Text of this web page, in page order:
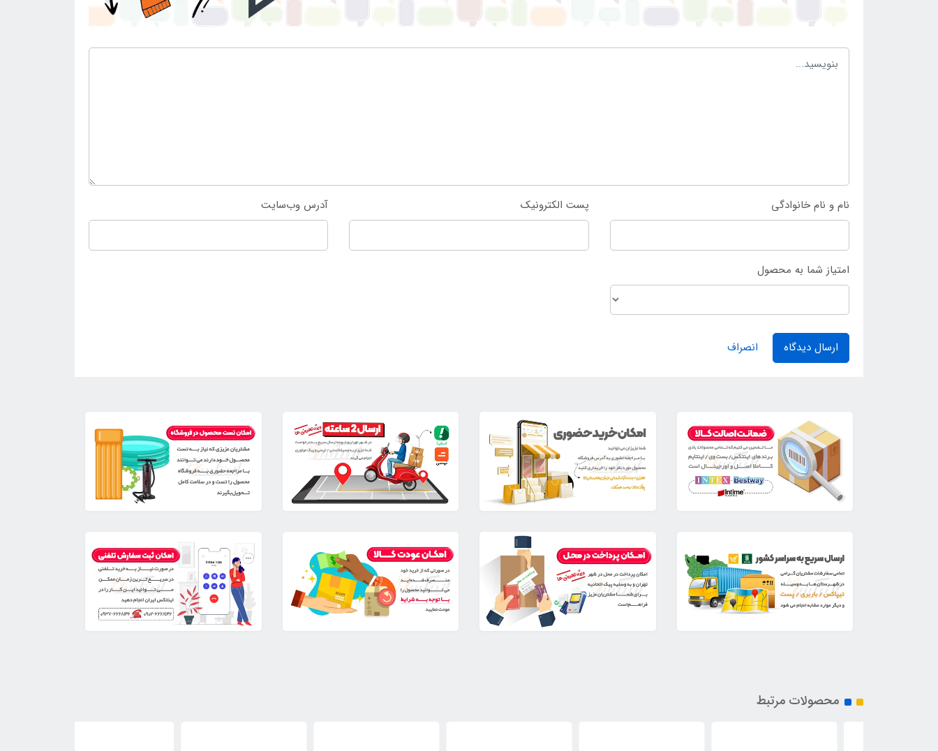
نام و نام خانوادگی پست الکترونیک آدرس وب‌سایت
امتیاز شما به محصول
ارسال دیدگاه انصراف
محصولات مرتبط